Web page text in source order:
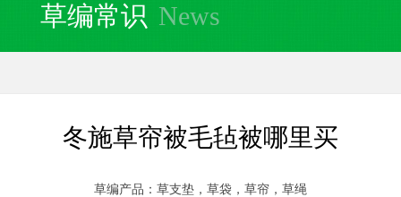
草编常识 News
冬施草帘被毛毡被哪里买
草编产品：草支垫，草袋，草帘，草绳